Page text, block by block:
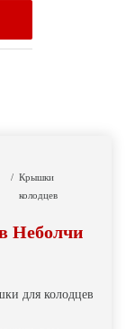
Крышки
колодцев
Неболчи